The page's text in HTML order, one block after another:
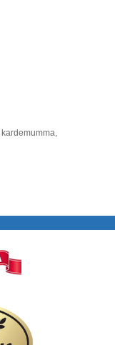
kardemumma,